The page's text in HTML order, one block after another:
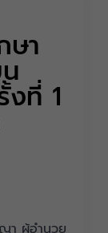
ษา
ที่ 1
า ผู้อำนวย